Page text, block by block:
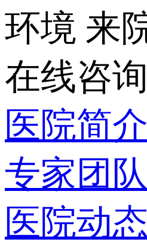
环境 来
在线咨询
医院简介
专家团队
医院动态